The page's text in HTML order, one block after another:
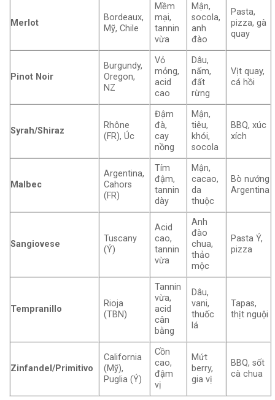
Merlot
Bordeaux,
Mỹ, Chile
Mềm
mại,
tannin
vừa
Mận,
socola,
anh
đào
Pasta,
pizza, gà
quay
Pinot Noir
Burgundy,
Oregon,
NZ
Vỏ
mỏng,
acid
cao
Dâu,
nấm,
đất
rừng
Vịt quay,
cá hồi
Syrah/Shiraz
Rhône
(FR), Úc
Đậm
đà,
cay
nồng
Mận,
tiêu,
khói,
socola
BBQ, xúc
xích
Malbec
Argentina,
Cahors
(FR)
Tím
đậm,
tannin
dày
Mận,
cacao,
da
thuộc
Bò nướng
Argentina
Sangiovese
Tuscany
(Ý)
Acid
cao,
tannin
vừa
Anh
đào
chua,
thảo
mộc
Pasta Ý,
pizza
Tempranillo
Rioja
(TBN)
Tannin
vừa,
acid
cân
bằng
Dâu,
vani,
thuốc
lá
Tapas,
thịt nguội
Zinfandel/Primitivo
California
(Mỹ),
Puglia (Ý)
Cồn
cao,
đậm
vị
Mứt
berry,
gia vị
BBQ, sốt
cà chua